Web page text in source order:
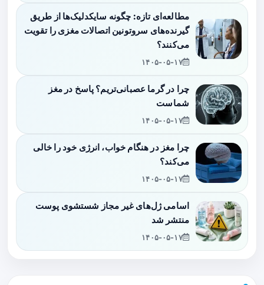
مطالعه‌ای تازه: چگونه سایکدلیک‌ها از طریق
گیرنده‌های سروتونین اتصالات مغزی را تقویت
می‌کنند؟
۱۴۰۵-۰۵-۱۷
چرا در گرما عصبانی‌تریم؟ پاسخ در مغز
شماست
۱۴۰۵-۰۵-۱۷
چرا مغز در هنگام خواب، انرژی خود را خالی
می‌کند؟
۱۴۰۵-۰۵-۱۷
اسامی ژل‌های غیر مجاز شستشوی پوست
منتشر شد
۱۴۰۵-۰۵-۱۷